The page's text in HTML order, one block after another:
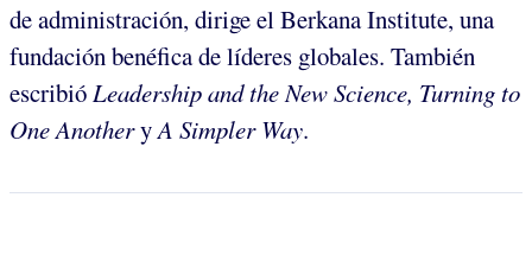
de administración, dirige el Berkana Institute, una
fundación benéfica de líderes globales. También
escribióLeadership and the New Science, Turning to
One AnotheryA Simpler Way.